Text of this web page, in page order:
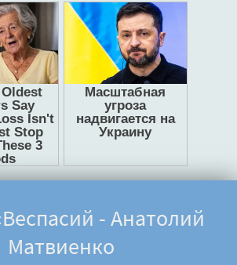
- Анатолий
Матвиенко